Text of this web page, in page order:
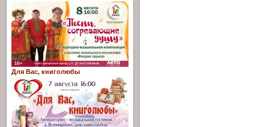
Для Вас, книголюбы